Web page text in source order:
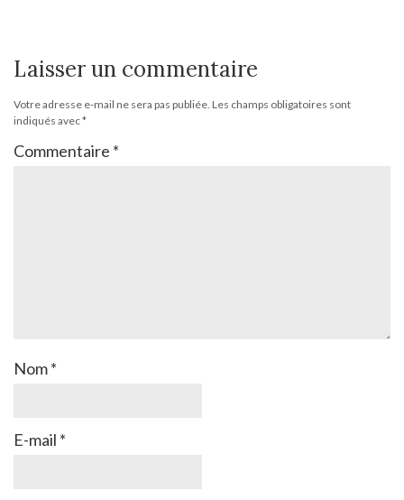
Laisser un commentaire
Votre adresse e-mail ne sera pas publiée. Les champs obligatoires sont
indiqués avec*
Commentaire *
Nom*
E-mail *